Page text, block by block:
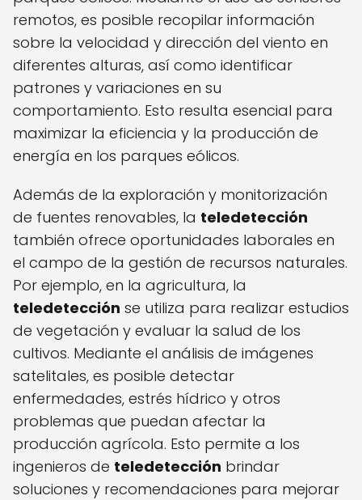
remotos, es posible recopilar información
sobre la velocidad y dirección del viento en
diferentes alturas, así como identificar
patrones y variaciones en su
comportamiento. Esto resulta esencial para
maximizar la eficiencia y la producción de
energía en los parques eólicos.
Además de la exploración y monitorización
de fuentes renovables, la teledetección
también ofrece oportunidades laborales en
el campo de la gestión de recursos naturales.
Por ejemplo, en la agricultura, la
teledetección se utiliza para realizar estudios
de vegetación y evaluar la salud de los
cultivos. Mediante el análisis de imágenes
satelitales, es posible detectar
enfermedades, estrés hídrico y otros
problemas que puedan afectar la
producción agrícola. Esto permite a los
ingenieros de teledetección brindar
soluciones y recomendaciones para mejorar